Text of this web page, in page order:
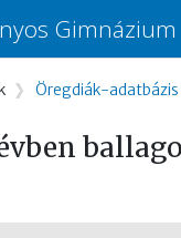
Gimnázium
Öregdiák-adatbázis